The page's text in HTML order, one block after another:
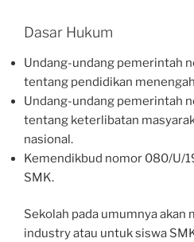
Dasar Hukum
Undang-undang pemerintah
tentang pendidikan
Undang-undang pemerintah
tentang keterlibatan
nasional.
Kemendikbud nomor 080/U/
SMK.
Sekolah pada umumnya akan
industry atau untuk siswa